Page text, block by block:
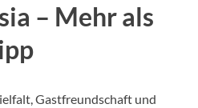
– Mehr als
Gastfreundschaft und